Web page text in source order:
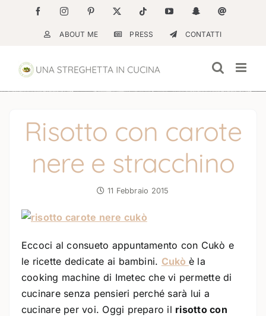
contenuto
FacebookInstagramPinterest Tiktok YouTubeSnapchatEmail
ABOUT ME PRESS CONTATTI
Risotto con carote
nere e stracchino
11 Febbraio 2015
Eccoci al consueto appuntamento con Cukò e
le ricette dedicate ai bambini. Cukò è la
cooking machine di Imetec che vi permette di
cucinare senza pensieri perché sarà lui a
cucinare per voi. Oggi preparo il risotto con